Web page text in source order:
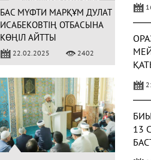
БАС МҮФТИ МАРҚҰМ ДУЛАТ
ИСАБЕКОВТІҢ ОТБАСЫНА
КӨҢІЛ АЙТТЫ
22.02.2025 2402
13